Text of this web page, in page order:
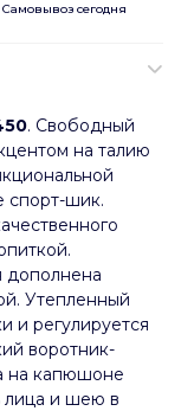
Самовывоз сегодня
. Свободный
на талию
спорт-шик.
дополнена
Утепленный
и регулируется
воротник-
на капюшоне
и шею в